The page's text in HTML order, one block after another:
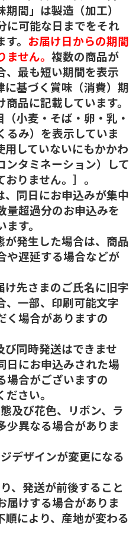
間」は製造（加工）
に可能な日までをそれ
。 お届け日からの期間
せん。 複数の商品が
、最も短い期間を表示
に基づく賞味（消費）期
品に記載しています。
小麦・そば・卵・乳・
るみ）を表示していま
用していないにもかかわ
ンタミネーション）して
りません。］。
同日にお申込みが集中
量超過分のお申込みを
す。
発生した場合は、商品
や遅延する場合などが
先さまのご氏名に旧字
、一部、印刷可能文字
く場合がありますの
同時発送はできませ
日にお申込みされた場
場合がございますの
さい。
及び花色、リボン、ラ
少異なる場合がありま
デザインが変更になる
、発送が前後すること
届けする場合がありま
順により、産地が変わる